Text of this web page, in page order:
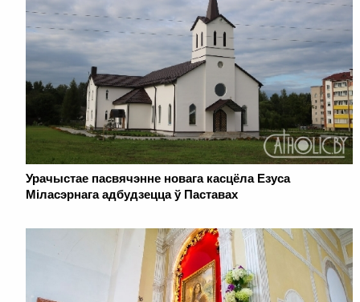
Урачыстае пасвячэнне новага касцёла Езуса
Міласэрнага адбудзецца ў Паставах